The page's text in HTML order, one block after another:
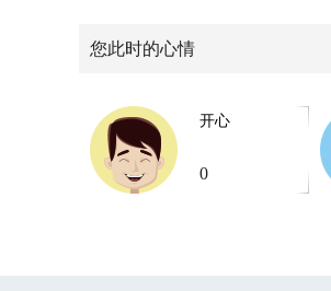
您此时的心情
开心
0